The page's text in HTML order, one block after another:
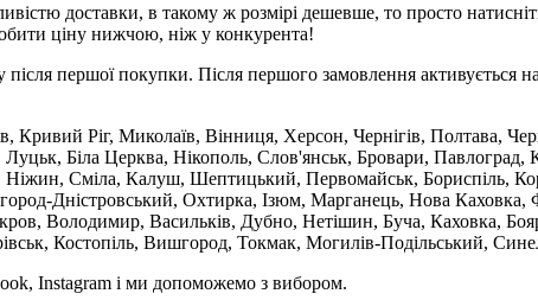
доставки, в такому ж розмірі дешевше, то просто
ціну нижчою, ніж у конкурента!
першої покупки. Після першого замовлення активується
Кривий Ріг, Миколаїв, Вінниця, Херсон, Чернігів, Полтава,
Біла Церква, Нікополь, Слов'янськ, Бровари,
Ніжин, Сміла, Калуш, Шептицький, Первомайськ, Бориспіль,
Дністровський, Охтирка, Ізюм, Марганець, Нова
Володимир, Васильків, Дубно, Нетішин, Буча, Каховка,
Костопіль, Вишгород, Токмак, Могилів-Подільський,
Instagram і ми допоможемо з вибором.